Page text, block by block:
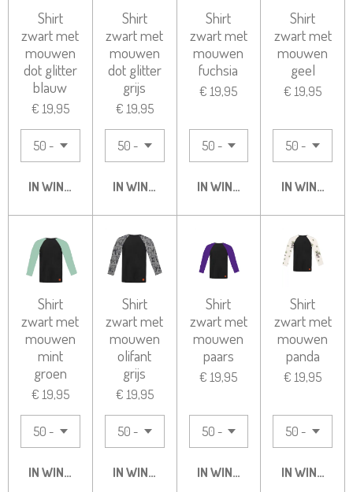
Shirt
zwart met
mouwen
dot glitter
blauw
€ 19,95
IN WINKELWAGEN
Shirt
zwart met
mouwen
dot glitter
grijs
€ 19,95
IN WINKELWAGEN
Shirt
zwart met
mouwen
fuchsia
€ 19,95
IN WINKELWAGEN
Shirt
zwart met
mouwen
geel
€ 19,95
IN
Shirt
zwart met
mouwen
mint
groen
€ 19,95
IN WINKELWAGEN
Shirt
zwart met
mouwen
olifant
grijs
€ 19,95
IN WINKELWAGEN
Shirt
zwart met
mouwen
paars
€ 19,95
IN WINKELWAGEN
Shirt
zwart met
mouwen
panda
€ 19,95
IN